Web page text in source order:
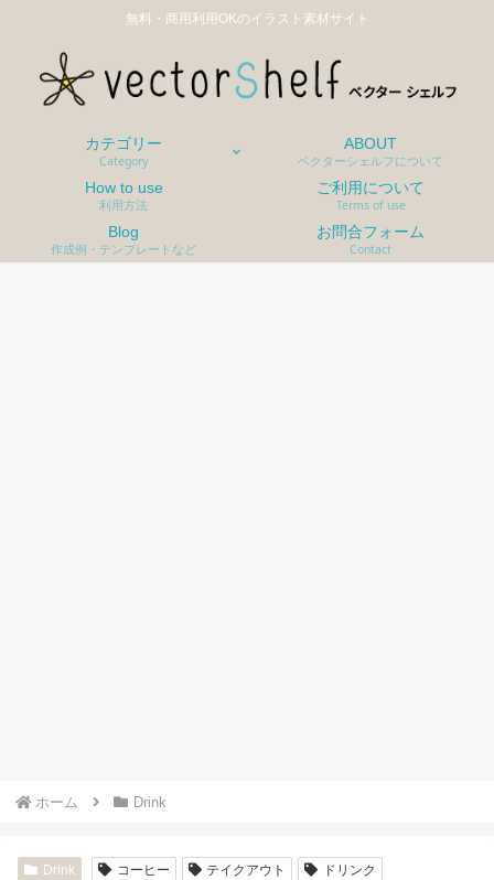
無料・商用利用OKのイラスト素材サイト
カテゴリー
Category
ABOUT
ベクターシェルフについて
How to use
利用方法
ご利用について
Terms of use
Blog
作成例・テンプレートなど
お問合フォーム
Contact
ホーム Drink
Drink コーヒー テイクアウト ドリンク